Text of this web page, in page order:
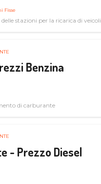
Fisse
stazioni per la ricarica di
Benzina
di carburante
- Prezzo Diesel